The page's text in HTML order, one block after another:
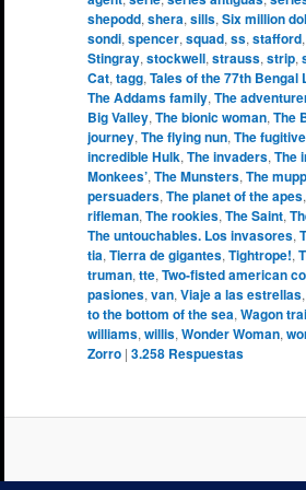
shepodd, shera, sills, Six million
sondi, spencer, squad, ss, stafford,
Stingray, stockwell, strauss, strip,
Cat, tagg, Tales of the 77th Bengal
The Addams family, The
Big Valley, The bionic woman, The
journey, The flying nun, The fugitive
incredible Hulk, The invaders, The
Monkees’, The Munsters, The
persuaders, The planet of the apes,
rifleman, The rookies, The Saint,
The untouchables. Los invasores,
tia, Tierra de gigantes, Tightrope!,
truman, tte, Two-fisted american
pasiones, van, Viaje a las estrellas,
to the bottom of the sea, Wagon
williams, willis, Wonder Woman,
Zorro | 3.258 Respuestas